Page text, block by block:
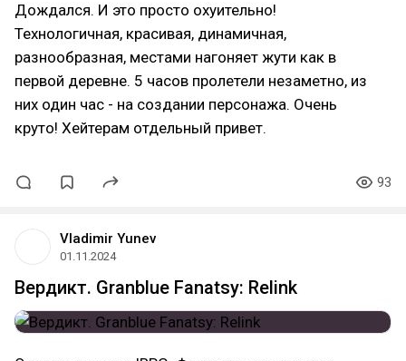
Дождался. И это просто охуительно!
Технологичная, красивая, динамичная,
разнообразная, местами нагоняет жути как в
первой деревне. 5 часов пролетели незаметно, из
них один час - на создании персонажа. Очень
круто! Хейтерам отдельный привет.
93
Vladimir Yunev
01.11.2024
Вердикт. Granblue Fanatsy: Relink